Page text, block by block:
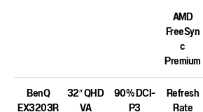
AMD
FreeSyn
c
Premium
BenQ 32″ QHD 90% DCI- Refresh